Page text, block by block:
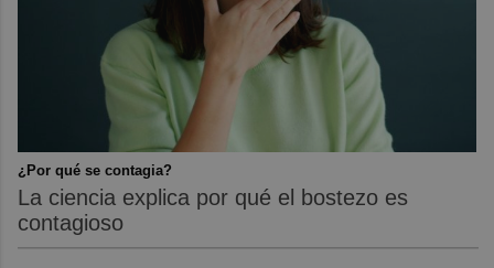
¿Por qué se contagia?
La ciencia explica por qué el bostezo es
contagioso